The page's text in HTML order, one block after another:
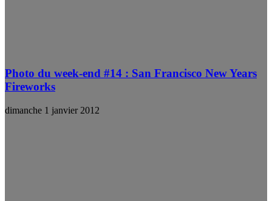
Photo du week-end #14 : San Francisco New Years
Fireworks
dimanche 1 janvier 2012